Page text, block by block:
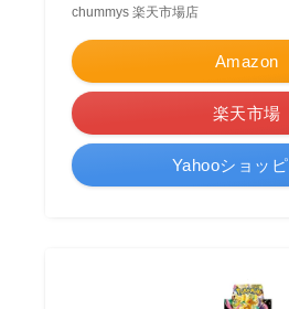
chummys 楽天市場店
Amazon
楽天市場
Yahooショッ